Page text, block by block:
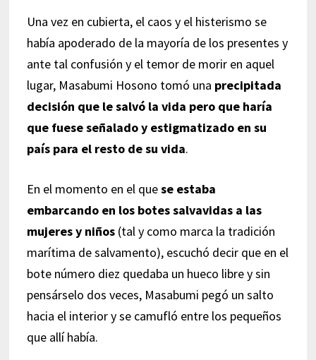
Una vez en cubierta, el caos y el histerismo se
había apoderado de la mayoría de los presentes y
ante tal confusión y el temor de morir en aquel
lugar, Masabumi Hosono tomó una precipitada
decisión que le salvó la vida pero que haría
que fuese señalado y estigmatizado en su
país para el resto de su vida.
En el momento en el quese estaba
embarcando en los botes salvavidas a las
mujeres y niños(tal y como marca la tradición
marítima de salvamento), escuchó decir que en el
bote número diez quedaba un hueco libre y sin
pensárselo dos veces, Masabumi pegó un salto
hacia el interior y se camufló entre los pequeños
que allí había.